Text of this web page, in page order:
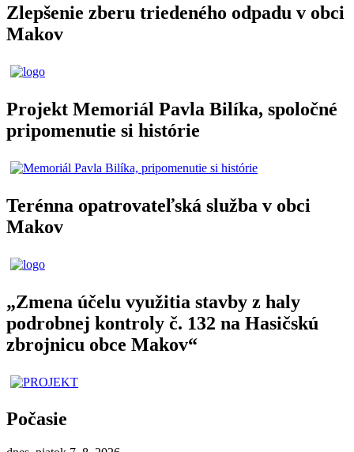
Zlepšenie zberu triedeného odpadu v obci
Makov
Projekt Memoriál Pavla Bilíka, spoločné
pripomenutie si histórie
Terénna opatrovateľská služba v obci
Makov
„Zmena účelu využitia stavby z haly
podrobnej kontroly č. 132 na Hasičskú
zbrojnicu obce Makov“
Počasie